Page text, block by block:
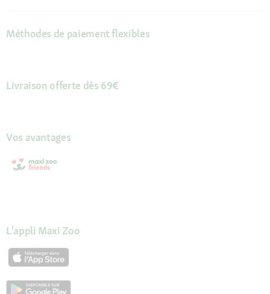
Méthodes de paiement flexibles
Livraison offerte dès 69€
Vos avantages
L'appli Maxi Zoo